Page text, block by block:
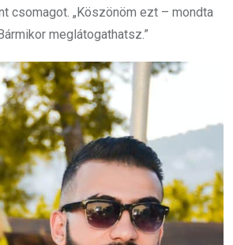
csomagot. „Köszönöm ezt – mondta
meglátogathatsz.”